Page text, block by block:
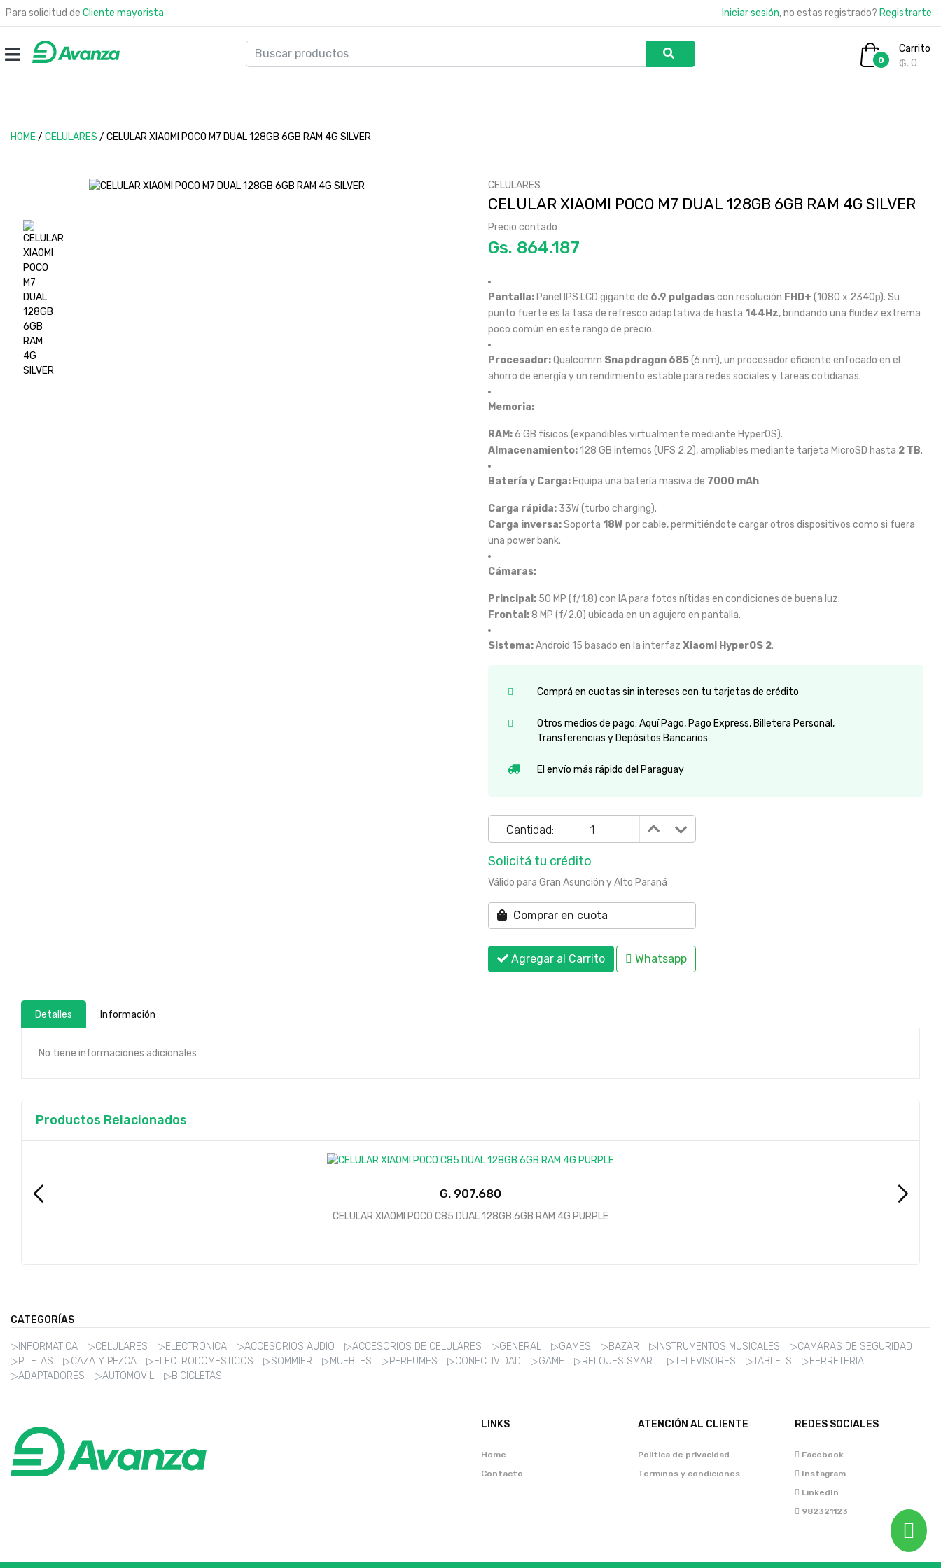
Para solicitud de Cliente mayorista Iniciar sesión, no estas registrado? Registrarte
0
Carrito
₲. 0
HOME/ CELULARES / CELULAR XIAOMI POCO M7 DUAL 128GB 6GB RAM 4G SILVER
CELULARES
CELULAR XIAOMI POCO M7 DUAL 128GB 6GB RAM 4G SILVER
Precio contado
Gs.
Pantalla: Panel IPS LCD gigante de 6.9 pulgadascon resolución FHD+ (1080 x 2340p). Su
punto fuerte es la tasa de refresco adaptativa de hasta 144Hz, brindando una fluidez extrema
poco común en este rango de precio.
Procesador:Qualcomm Snapdragon 685(6 nm), un procesador eficiente enfocado en el
ahorro de energía y un rendimiento estable para redes sociales y tareas cotidianas.
Memoria:
RAM:6 GB físicos (expandibles virtualmente mediante HyperOS).
Almacenamiento:128 GB internos (UFS 2.2), ampliables mediante tarjeta MicroSD hasta 2 TB.
Batería y Carga: Equipa una batería masiva de 7000 mAh.
Carga rápida: 33W (turbo charging).
Carga inversa:Soporta 18W por cable, permitiéndote cargar otros dispositivos como si fuera
una power bank.
Cámaras:
Principal: 50 MP (f/1.8) con IA para fotos nítidas en condiciones de buena luz.
Frontal:8 MP (f/2.0) ubicada en un agujero en pantalla.
Sistema:Android 15 basado en la interfaz Xiaomi HyperOS 2.
Comprá en cuotas sin intereses con tu tarjetas de crédito
Otros medios de pago: Aquí Pago, Pago Express, Billetera Personal,
Transferencias y Depósitos Bancarios
El envío más rápido del Paraguay
Cantidad:
Solicitá tu crédito
Válido para Gran Asunción y Alto Paraná
Comprar en cuota
Agregar al Carrito Whatsapp
Detalles Información
No tiene informaciones adicionales
Productos Relacionados
G.
CELULAR XIAOMI POCO C85 DUAL 128GB 6GB RAM 4G PURPLE
CATEGORÍAS
▷INFORMATICA ▷CELULARES ▷ELECTRONICA ▷ACCESORIOS AUDIO ▷ACCESORIOS DE CELULARES ▷GENERAL ▷GAMES ▷BAZAR ▷INSTRUMENTOS MUSICALES
▷CAMARAS DE SEGURIDAD
▷PILETAS
▷CAZA Y PEZCA ▷ELECTRODOMESTICOS ▷SOMMIER ▷MUEBLES ▷PERFUMES ▷CONECTIVIDAD ▷GAME ▷RELOJES SMART ▷TELEVISORES ▷TABLETS
▷FERRETERIA
▷ADAPTADORES
▷AUTOMOVIL ▷BICICLETAS
LINKS
Home
Contacto
ATENCIÓN AL CLIENTE
Politica de privacidad
Terminos y condiciones
REDES SOCIALES
Facebook
Instagram
LinkedIn
982321123